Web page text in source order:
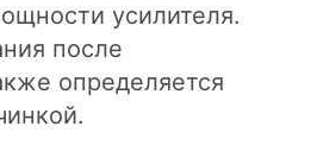
усилителя.
после
определяется